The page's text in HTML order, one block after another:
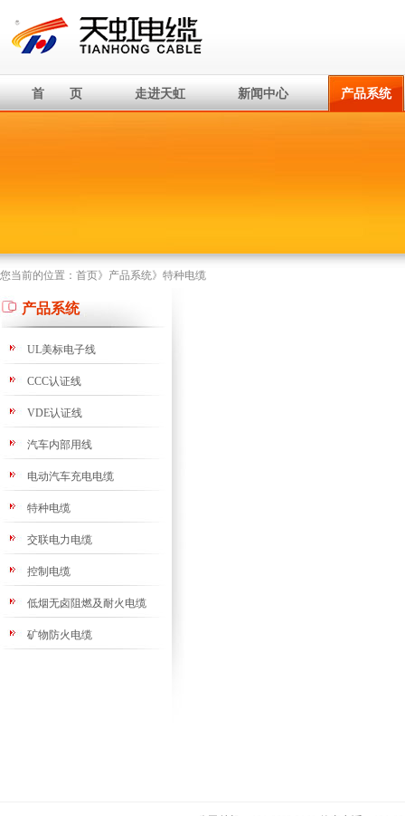
首 页 走进天虹 新闻中心 产品系统
您当前的位置： 首页》 产品系统》 特种电缆
产品系统
UL美标电子线
CCC认证线
VDE认证线
汽车内部用线
电动汽车充电电缆
特种电缆
交联电力电缆
控制电缆
低烟无卤阻燃及耐火电缆
矿物防火电缆